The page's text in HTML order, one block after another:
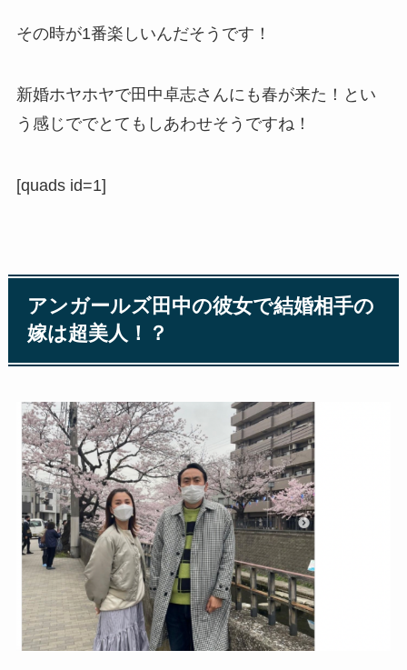
その時が1番楽しいんだそうです！
新婚ホヤホヤで田中卓志さんにも春が来た！とい
う感じででとてもしあわせそうですね！
[quads id=1]
アンガールズ田中の彼女で結婚相手の
嫁は超美人！？